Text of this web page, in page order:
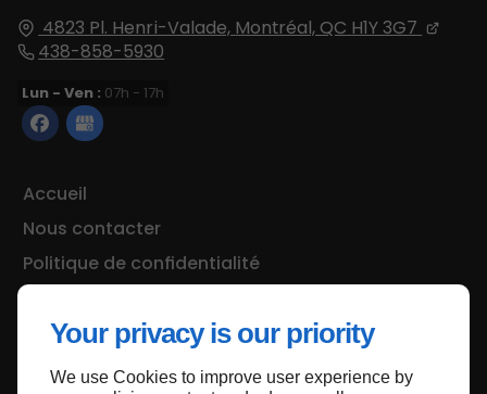
Your privacy is our priority
We use Cookies to improve user experience by
4823 Pl. Henri-Valade, Montréal, QC H1Y 3G7
438-858-5930
Lun - Ven : 07h - 17h
Accueil
Nous contacter
Politique de confidentialité